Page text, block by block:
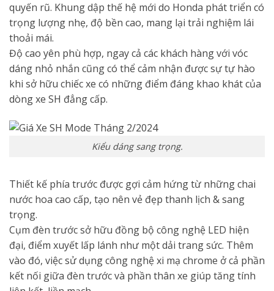
quyến rũ. Khung dập thế hệ mới do Honda phát triển có
trọng lượng nhẹ, độ bền cao, mang lại trải nghiệm lái
thoải mái.
Độ cao yên phù hợp, ngay cả các khách hàng với vóc
dáng nhỏ nhắn cũng có thể cảm nhận được sự tự hào
khi sở hữu chiếc xe có những điểm đáng khao khát của
dòng xe SH đẳng cấp.
Kiểu dáng sang trọng.
Thiết kế phía trước được gợi cảm hứng từ những chai
nước hoa cao cấp, tạo nên vẻ đẹp thanh lịch & sang
trọng.
Cụm đèn trước sở hữu đồng bộ công nghệ LED hiện
đại, điểm xuyết lấp lánh như một dải trang sức. Thêm
vào đó, việc sử dụng công nghệ xi mạ chrome ở cả phần
kết nối giữa đèn trước và phần thân xe giúp tăng tính